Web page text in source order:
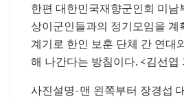
한편 대한민국재향군인회 미남
상이군인들과의 정기모임을 계
계기로 한인 보훈 단체 간 연대
해 나간다는 방침이다. <김선엽
사진설명-맨 왼쪽부터 장경섭